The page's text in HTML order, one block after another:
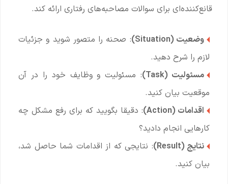
قانع‌کننده‌ای برای سوالات مصاحبه‌های رفتاری ارائه کند.
وضعیت (Situation)
: صحنه را متصور شوید و جزئیات
لازم را شرح دهید.
مسئولیت (Task)
: مسئولیت و وظایف خود را در آن
موقعیت بیان کنید.
اقدامات (Action)
: دقیقا بگویید که برای رفع مشکل چه
کارهایی انجام دادید؟
نتایج (Result)
: نتایجی که از اقدامات شما حاصل شد،
بیان کنید.